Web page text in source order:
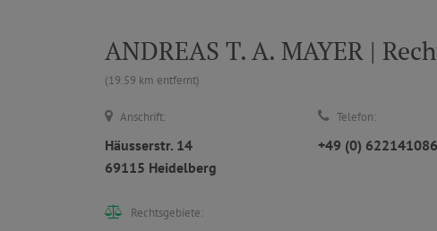
ANDREAS T. A. MAYER |
(19.59 km entfernt)
Anschrift:
Häusserstr. 14
69115 Heidelberg
Telefon:
+49 (0)
Rechtsgebiete: